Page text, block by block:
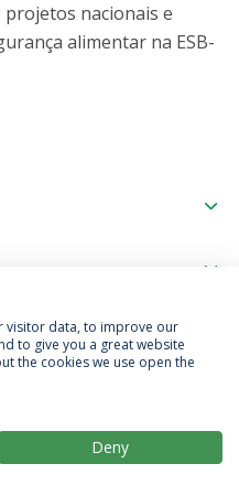
nacionais e
alimentar na ESB-
Termos & Condições
visitor data, to improve our
to give you a great website
the cookies we use open the
Deny